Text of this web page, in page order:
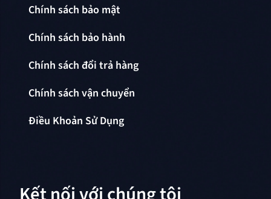
Chính sách bảo mật
Chính sách bảo hành
Chính sách đổi trả hàng
Chính sách vận chuyển
Điều Khoản Sử Dụng